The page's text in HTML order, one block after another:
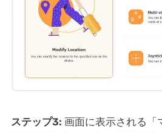
ステップ3: 画面に表示される「